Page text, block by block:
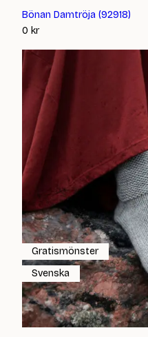
Bönan Damtröja (92918)
0 kr
Gratismönster
Svenska